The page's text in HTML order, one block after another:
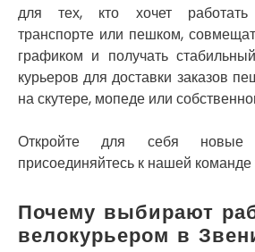
для тех, кто хочет
транспорте или пешком,
графиком и получать
курьеров для доставки заказов
на скутере, мопеде или
Откройте для себя новые
присоединяйтесь к нашей
Почему выбирают
велокурьером в
Ладыжин
Лесники
Лиманка
Лозовая
Лубны
Луцк
Лука-Мелешковская
Львов
Малин
Миргород
Авангард